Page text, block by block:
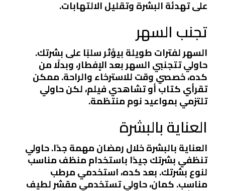
على تهدئة البشرة وتقليل الالتهابات.
تجنب السهر
السهر لفترات طويلة بيؤثر سلبًا على بشرتك.
حاولي تتجنبي السهر بعد الإفطار، وبدلًا من
كده، خصصي وقت للاسترخاء والراحة. ممكن
تقرأي كتاب أو تشاهدي فيلم، لكن حاولي
تلتزمي بمواعيد نوم منتظمة.
العناية بالبشرة
العناية بالبشرة خلال رمضان مهمة جدًا. حاولي
تنظفي بشرتك جيدًا باستخدام منظف مناسب
لنوع بشرتك. بعد كده، استخدمي مرطب
مناسب. كمان، حاولي تستخدمي مقشر لطيف